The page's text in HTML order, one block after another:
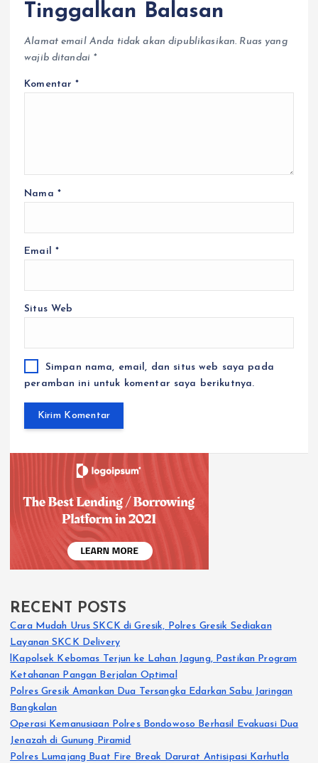
Tinggalkan Balasan
Alamat email Anda tidak akan dipublikasikan. Ruas yang
wajib ditandai *
Komentar*
Nama *
Email *
Situs Web
Simpan nama, email, dan situs web saya pada
peramban ini untuk komentar saya berikutnya.
RECENT POSTS
Cara Mudah Urus SKCK di Gresik, Polres Gresik Sediakan
Layanan SKCK Delivery
lKapolsek Kebomas Terjun ke Lahan Jagung, Pastikan Program
Ketahanan Pangan Berjalan Optimal
Polres Gresik Amankan Dua Tersangka Edarkan Sabu Jaringan
Bangkalan
Operasi Kemanusiaan Polres Bondowoso Berhasil Evakuasi Dua
Jenazah di Gunung Piramid
Polres Lumajang Buat Fire Break Darurat Antisipasi Karhutla